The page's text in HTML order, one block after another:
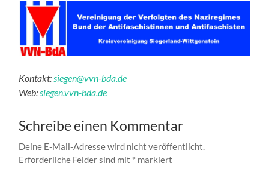
Kontakt: siegen@vvn-bda.de
Web: siegen.vvn-bda.de
Schreibe einen Kommentar
Deine E-Mail-Adresse wird nicht veröffentlicht.
Erforderliche Felder sind mit * markiert